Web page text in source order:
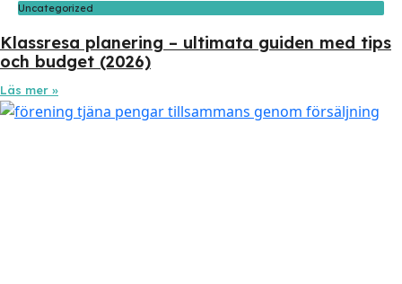
Uncategorized
Klassresa planering – ultimata guiden med tips
och budget (2026)
Läs mer »